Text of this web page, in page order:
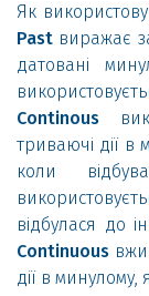
Як
Past виражає
датовані
Continous
триваючі дії в
коли
відбулася до
Continuous
дії в минулому,